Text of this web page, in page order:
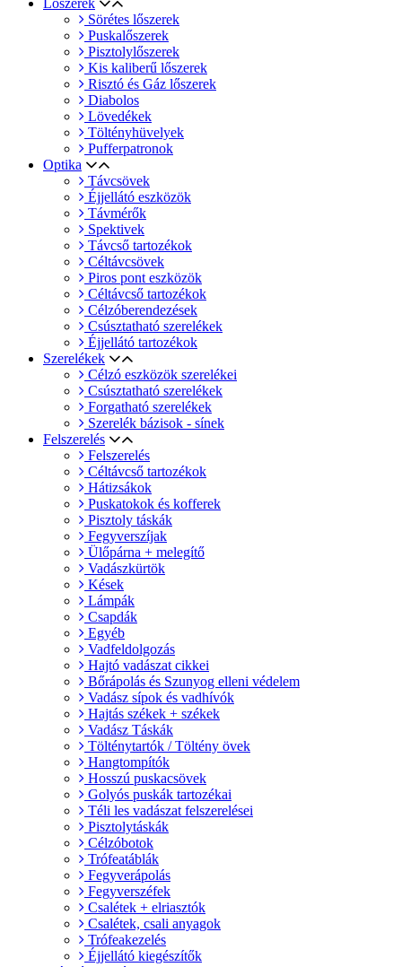
Lőszerek
Sörétes lőszerek
Puskalőszerek
Pisztolylőszerek
Kis kaliberű lőszerek
Risztó és Gáz lőszerek
Diabolos
Lövedékek
Töltényhüvelyek
Pufferpatronok
Optika
Távcsövek
Éjjellátó eszközök
Távmérők
Spektivek
Távcső tartozékok
Céltávcsövek
Piros pont eszközök
Céltávcső tartozékok
Célzóberendezések
Csúsztatható szerelékek
Éjjellátó tartozékok
Szerelékek
Célzó eszközök szerelékei
Csúsztatható szerelékek
Forgatható szerelékek
Szerelék bázisok - sínek
Felszerelés
Felszerelés
Céltávcső tartozékok
Hátizsákok
Puskatokok és kofferek
Pisztoly táskák
Fegyverszíjak
Ülőpárna + melegítő
Vadászkürtök
Kések
Lámpák
Csapdák
Egyéb
Vadfeldolgozás
Hajtó vadászat cikkei
Bőrápolás és Szunyog elleni védelem
Vadász sípok és vadhívók
Hajtás székek + székek
Vadász Táskák
Tölténytartók / Töltény övek
Hangtompítók
Hosszú puskacsövek
Golyós puskák tartozékai
Téli les vadászat felszerelései
Pisztolytáskák
Célzóbotok
Trófeatáblák
Fegyverápolás
Fegyverszéfek
Csalétek + elriasztók
Csalétek, csali anyagok
Trófeakezelés
Éjjellátó kiegészítők